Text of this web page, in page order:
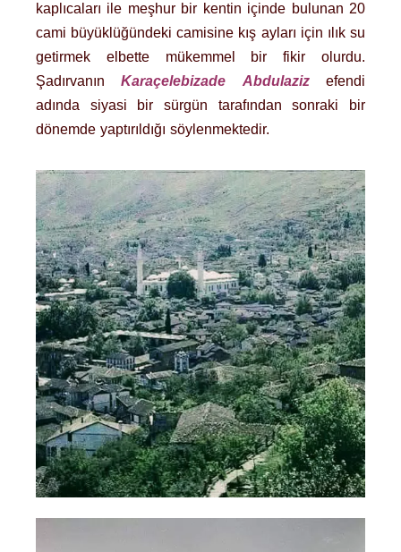
kaplıcaları ile meşhur bir kentin içinde bulunan 20
cami büyüklüğündeki camisine kış ayları için ılık su
getirmek elbette mükemmel bir fikir olurdu.
ŞadırvanınKaraçelebizade Abdulazizefendi
adında siyasi bir sürgün tarafından sonraki bir
dönemde yaptırıldığı söylenmektedir.